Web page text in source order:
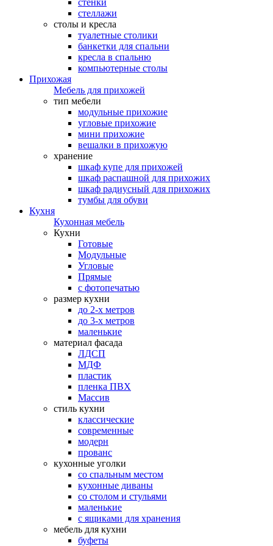
стенки
стеллажи
столы и кресла
туалетные столики
банкетки для спальни
кресла в спальню
компьютерные столы
Прихожая
Мебель для прихожей
тип мебели
модульные прихожие
угловые прихожие
мини прихожие
вешалки в прихожую
хранение
шкаф купе для прихожей
шкаф распашной для прихожих
шкаф радиусный для прихожих
тумбы для обуви
Кухня
Кухонная мебель
Кухни
Готовые
Модульные
Угловые
Прямые
с фотопечатью
размер кухни
до 2-х метров
до 3-х метров
маленькие
материал фасада
ЛДСП
МДФ
пластик
пленка ПВХ
Массив
стиль кухни
классические
современные
модерн
прованс
кухонные уголки
со спальным местом
кухонные диваны
со столом и стульями
маленькие
с ящиками для хранения
мебель для кухни
буфеты